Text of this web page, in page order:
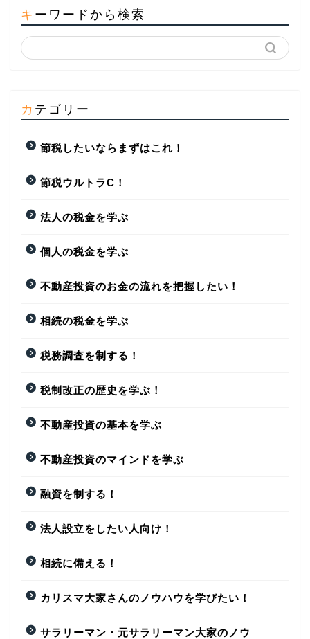
キーワードから検索
カテゴリー
節税したいならまずはこれ！
節税ウルトラC！
法人の税金を学ぶ
個人の税金を学ぶ
不動産投資のお金の流れを把握したい！
相続の税金を学ぶ
税務調査を制する！
税制改正の歴史を学ぶ！
不動産投資の基本を学ぶ
不動産投資のマインドを学ぶ
融資を制する！
法人設立をしたい人向け！
相続に備える！
カリスマ大家さんのノウハウを学びたい！
サラリーマン・元サラリーマン大家のノウ